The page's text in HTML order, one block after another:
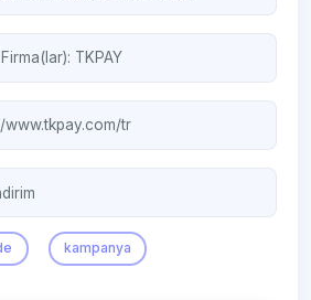
TKPAY
www.tkpay.com/tr
kampanya